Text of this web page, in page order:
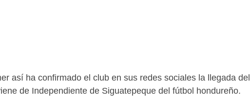
así ha confirmado el club en sus redes sociales la llegada del
de Independiente de Siguatepeque del fútbol hondureño.